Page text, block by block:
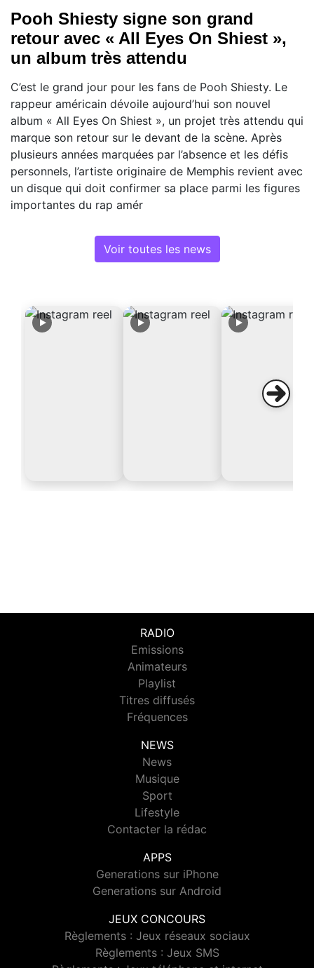
Pooh Shiesty signe son grand
retour avec « All Eyes On Shiest »,
un album très attendu
C’est le grand jour pour les fans de Pooh Shiesty. Le
rappeur américain dévoile aujourd’hui son nouvel
album « All Eyes On Shiest », un projet très attendu qui
marque son retour sur le devant de la scène. Après
plusieurs années marquées par l’absence et les défis
personnels, l’artiste originaire de Memphis revient avec
un disque qui doit confirmer sa place parmi les figures
importantes du rap amér
Voir toutes les news
RADIO
Emissions
Animateurs
Playlist
Titres diffusés
Fréquences
NEWS
News
Musique
Sport
Lifestyle
Contacter la rédac
APPS
Generations sur iPhone
Generations sur Android
JEUX CONCOURS
Règlements : Jeux réseaux sociaux
Règlements : Jeux SMS